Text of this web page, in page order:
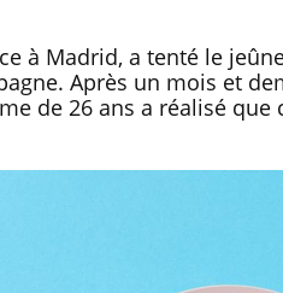
à Madrid, a tenté le
Après un mois et
de 26 ans a réalisé